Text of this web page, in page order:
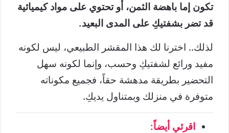
تكون إما باهضة الثمن، أو تحتوي على مواد كيميائية
قد تضر بشفتيكِ على المدى البعيد.
لذلك.. اخترنا لك هذا المقشر الطبيعي، ليس لكونه
مفيد ورائع لشفتيكِ وحسب، وإنما لكونه سهل
التحضير بطريقة مدهشة حقاً، فجميع مكوناته
متوفرة في منزلك وبمتناول يديكِ.
اقرئي أيضاً: